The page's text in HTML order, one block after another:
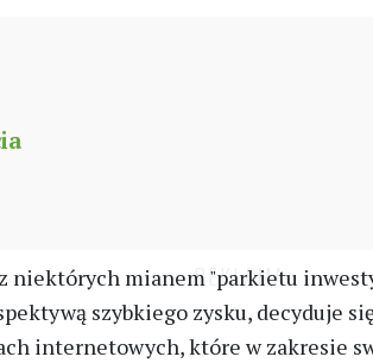
niektórych mianem "parkietu
szybkiego zysku, decyduje
internetowych, które w zakresie